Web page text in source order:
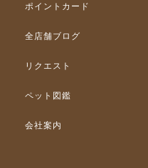
ポイントカード
全店舗ブログ
リクエスト
ペット図鑑
会社案内